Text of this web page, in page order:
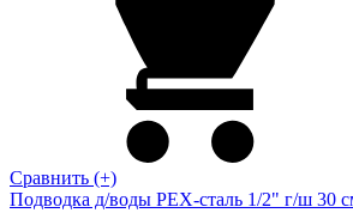
Сравнить (+)
Подводка д/воды PEX-сталь 1/2" г/ш 30